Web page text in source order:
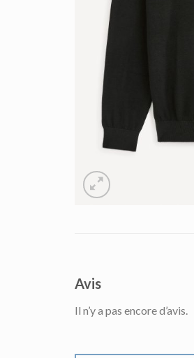
Avis
Il n’y a pas encore d’avis.